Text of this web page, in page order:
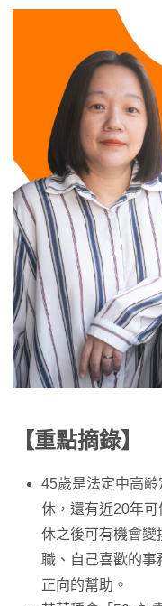
【重點摘錄】
45歲是法定中高
休，還有近20年
休之後可有機會變
職、自己喜歡的事
正向的幫助。